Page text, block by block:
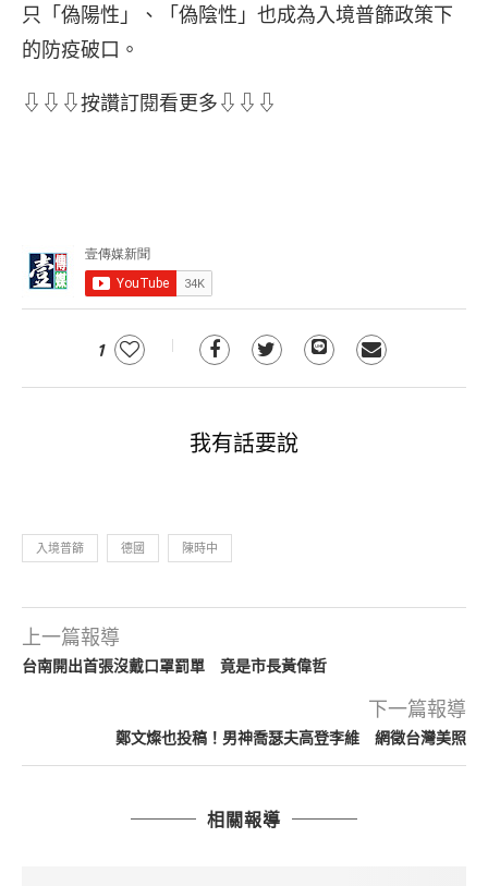
只「偽陽性」、「偽陰性」也成為入境普篩政策下
的防疫破口。
⇩⇩⇩按讚訂閱看更多⇩⇩⇩
1
我有話要說
入境普篩 德國 陳時中
上一篇報導
台南開出首張沒戴口罩罰單 竟是市長黃偉哲
下一篇報導
鄭文燦也投稿！男神喬瑟夫高登李維 網徵台灣美照
相關報導